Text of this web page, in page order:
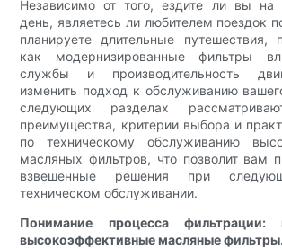
Независимо от того, ездите ли вы на
день, являетесь ли любителем поездок
планируете длительные путешествия,
как модернизированные фильтры
службы и производительность
изменить подход к обслуживанию
следующих разделах
преимущества, критерии выбора и
по техническому обслуживанию
масляных фильтров, что позволит вам
взвешенные решения при
техническом обслуживании.
Понимание процесса фильтрации:
высокоэффективные масляные фильтры.